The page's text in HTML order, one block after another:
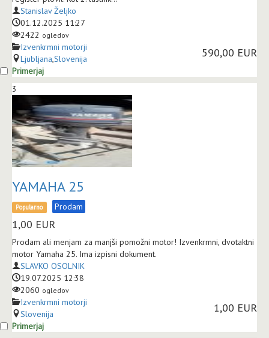
Stanislav Željko
01.12.2025 11:27
2422 ogledov
590,00 EUR
Izvenkrmni motorji
Ljubljana,Slovenija
Primerjaj
3
YAMAHA 25
Popularno Prodam
1,00 EUR
Prodam ali menjam za manjši pomožni motor! Izvenkrmni, dvotaktni
motor Yamaha 25. Ima izpisni dokument.
SLAVKO OSOLNIK
19.07.2025 12:38
2060 ogledov
1,00 EUR
Izvenkrmni motorji
Slovenija
Primerjaj